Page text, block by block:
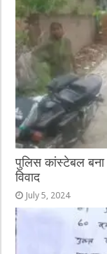
पुलिस कांस्टेबल
विवाद
July 5, 2024